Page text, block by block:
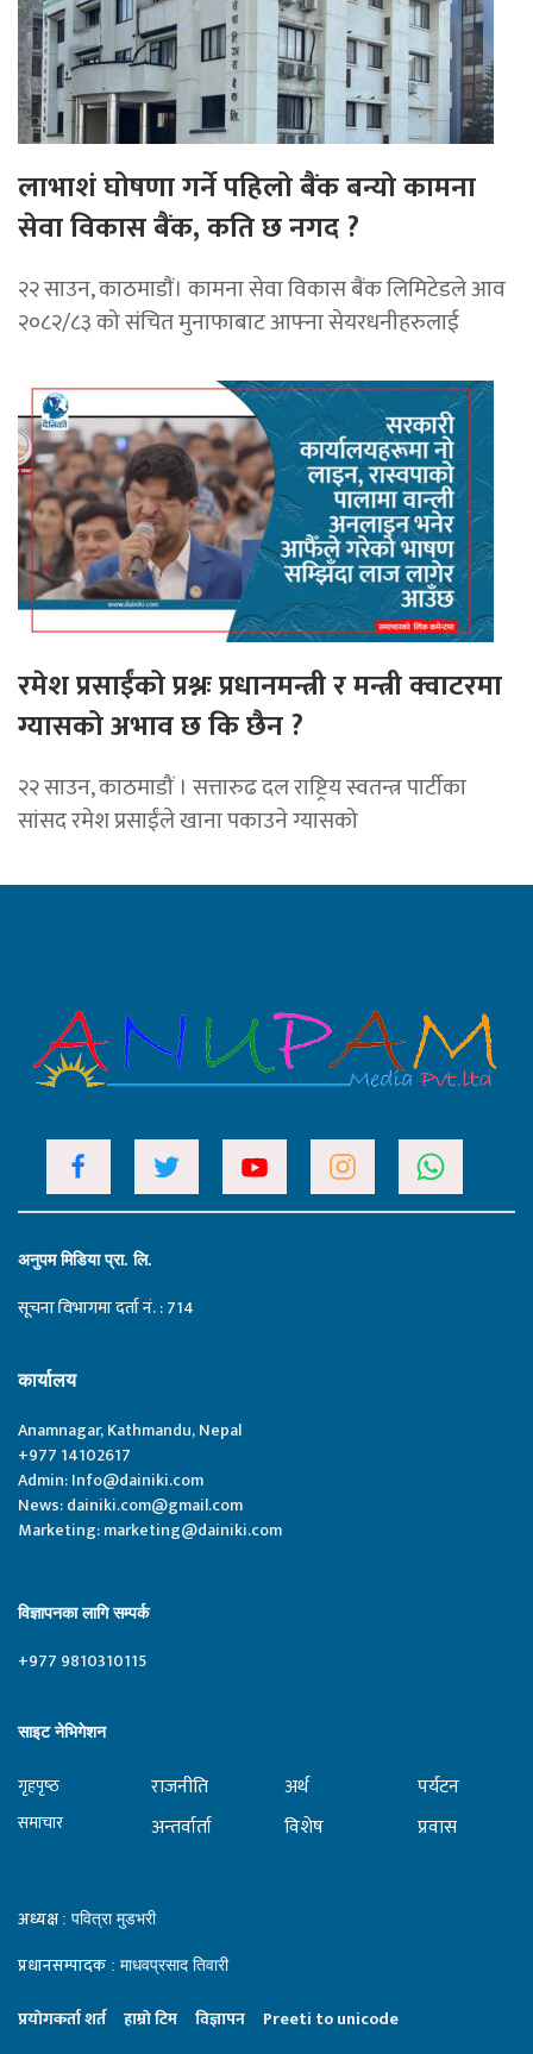
लाभाशं घोषणा गर्ने पहिलो बैंक बन्यो कामना
सेवा विकास बैंक, कति छ नगद ?
२२ साउन, काठमाडाैं। कामना सेवा विकास बैंक लिमिटेडले आव
२०८२/८३ को संचित मुनाफाबाट आफ्ना सेयरधनीहरुलाई
रमेश प्रसाईंको प्रश्नः प्रधानमन्त्री र मन्त्री क्वाटरमा
ग्यासको अभाव छ कि छैन ?
२२ साउन, काठमाडौं । सत्तारुढ दल राष्ट्रिय स्वतन्त्र पार्टीका
सांसद रमेश प्रसाईंले खाना पकाउने ग्यासको
अनुपम मिडिया प्रा. लि.
सूचना विभागमा दर्ता नं. : 714
कार्यालय
Anamnagar, Kathmandu, Nepal
+977 14102617
Admin:Info@dainiki.com
News:dainiki.com@gmail.com
Marketing:marketing@dainiki.com
विज्ञापनका लागि सम्पर्क
+977 9810310115
साइट नेभिगेशन
गृहपृष्‍ठ
समाचार
राजनीति
अन्तर्वार्ता
अर्थ
विशेष
पर्यटन
प्रवास
अध्यक्ष : पवित्रा मुडभरी
प्रधानसम्पादक : माधवप्रसाद तिवारी
प्रयाेगकर्ता शर्त हाम्राे टिम विज्ञापन Preeti to unicode